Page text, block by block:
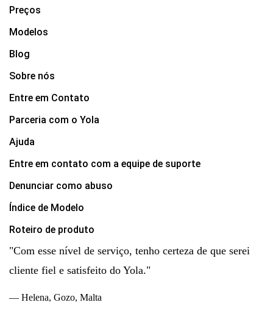
Preços
Modelos
Blog
Sobre nós
Entre em Contato
Parceria com o Yola
Ajuda
Entre em contato com a equipe de suporte
Denunciar como abuso
Índice de Modelo
Roteiro de produto
"Com esse nível de serviço, tenho certeza de que serei
cliente fiel e satisfeito do Yola."
— Helena, Gozo, Malta